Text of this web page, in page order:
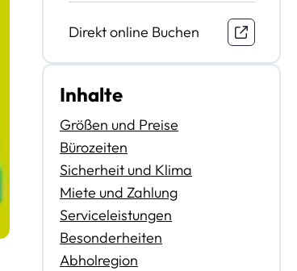
Direkt online Buchen
Inhalte
Größen und Preise
Bürozeiten
Sicherheit und Klima
Miete und Zahlung
Serviceleistungen
Besonderheiten
Abholregion